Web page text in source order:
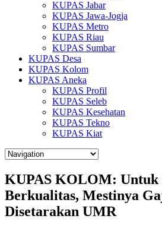
KUPAS Jabar
KUPAS Jawa-Jogja
KUPAS Metro
KUPAS Riau
KUPAS Sumbar
KUPAS Desa
KUPAS Kolom
KUPAS Aneka
KUPAS Profil
KUPAS Seleb
KUPAS Kesehatan
KUPAS Tekno
KUPAS Kiat
KUPAS KOLOM: Untuk
Berkualitas, Mestinya
Disetarakan UMR